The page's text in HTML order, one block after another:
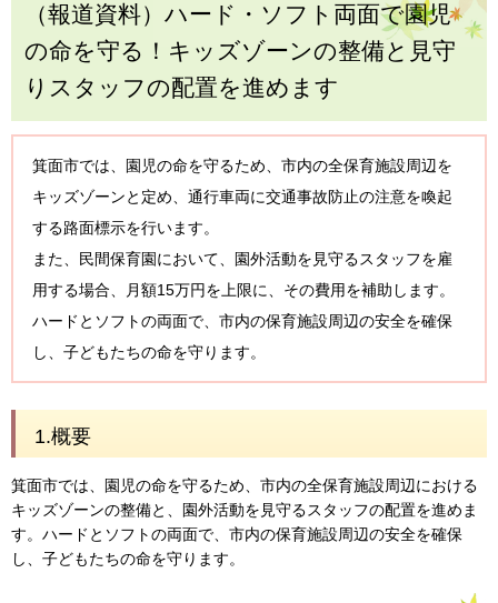
（報道資料）ハード・ソフト両面で園児
の命を守る！キッズゾーンの整備と見守
りスタッフの配置を進めます
箕面市では、園児の命を守るため、市内の全保育施設周辺を
キッズゾーンと定め、通行車両に交通事故防止の注意を喚起
する路面標示を行います。
また、民間保育園において、園外活動を見守るスタッフを雇
用する場合、月額15万円を上限に、その費用を補助します。
ハードとソフトの両面で、市内の保育施設周辺の安全を確保
し、子どもたちの命を守ります。
1.概要
箕面市では、園児の命を守るため、市内の全保育施設周辺における
キッズゾーンの整備と、園外活動を見守るスタッフの配置を進めま
す。ハードとソフトの両面で、市内の保育施設周辺の安全を確保
し、子どもたちの命を守ります。